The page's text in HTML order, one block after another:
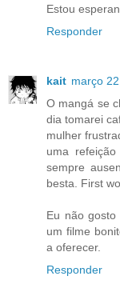
Estou
Responder
kait março
O mangá se
dia tomarei
mulher
uma
sempre
besta. First
Eu não
um filme
a oferecer.
Responder